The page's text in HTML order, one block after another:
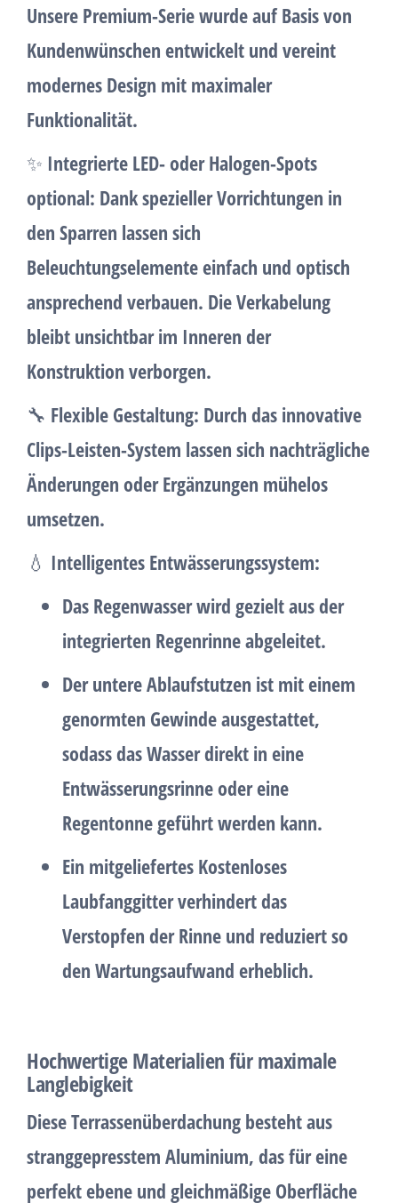
Unsere Premium-Seriewurde auf Basis von
Kundenwünschen entwickelt und vereint
modernes Design mit maximaler
Funktionalität.
✨ Integrierte LED- oder Halogen-Spots
optional: Dank spezieller Vorrichtungen in
den Sparren lassen sich
Beleuchtungselemente einfach und optisch
ansprechend verbauen. Die Verkabelung
bleibt unsichtbar im Inneren der
Konstruktion verborgen.
🔧 Flexible Gestaltung: Durch das innovative
Clips-Leisten-System lassen sich nachträgliche
Änderungen oder Ergänzungen mühelos
umsetzen.
💧 Intelligentes Entwässerungssystem:
Das Regenwasser wird gezielt aus der
integrierten Regenrinne abgeleitet.
Der untere Ablaufstutzen ist mit einem
genormten Gewinde ausgestattet,
sodass das Wasser direkt in eine
Entwässerungsrinne oder eine
Regentonne geführt werden kann.
Ein mitgeliefertes Kostenloses
Laubfanggitterverhindert das
Verstopfen der Rinne und reduziert so
den Wartungsaufwand erheblich.
Hochwertige Materialien für maximale
Langlebigkeit
DieseTerrassenüberdachung besteht aus
stranggepresstem Aluminium, das für eine
perfekt ebene und gleichmäßige Oberfläche